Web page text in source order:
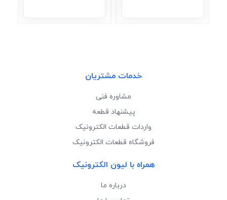
خدمات مشتریان
مشاوره فنی
پیشنهاد قطعه
واردات قطعات الکترونیک
فروشگاه قطعات الکترونیک
همراه با لیون الکترونیک
درباره ما